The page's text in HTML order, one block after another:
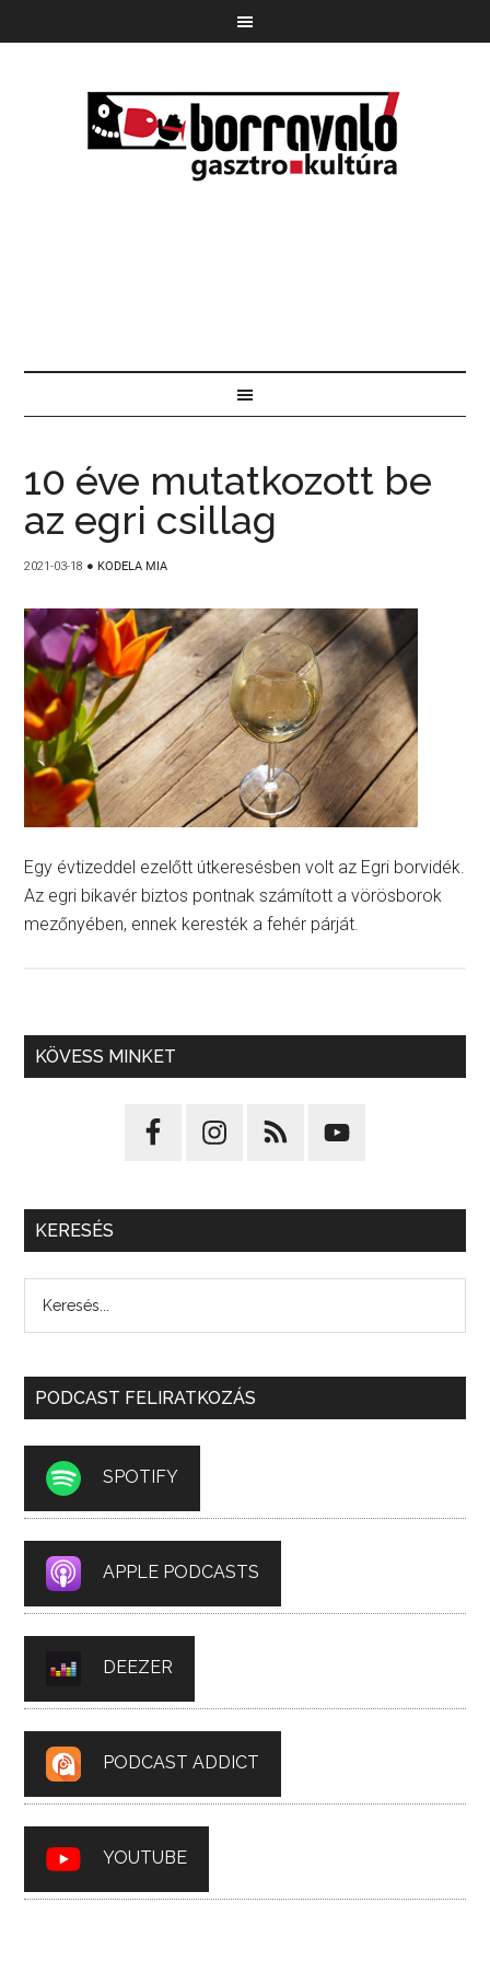
10 éve mutatkozott be
az egri csillag
2021-03-18 ● KODELA MIA
Egy évtizeddel ezelőtt útkeresésben volt az Egri borvidék.
Az egri bikavér biztos pontnak számított a vörösborok
mezőnyében, ennek keresték a fehér párját.
KÖVESS MINKET
KERESÉS
PODCAST FELIRATKOZÁS
SPOTIFY
APPLE PODCASTS
DEEZER
PODCAST ADDICT
YOUTUBE